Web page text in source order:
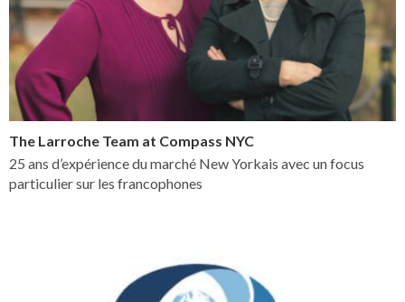
The Larroche Team at Compass NYC
25 ans d’expérience du marché New Yorkais avec un focus
particulier sur les francophones